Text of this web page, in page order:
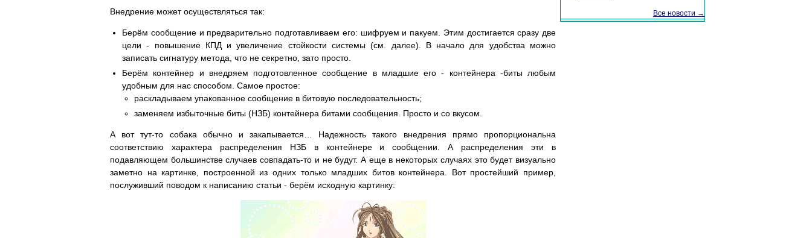
Внедрение может осуществляться так:
Берём сообщение и предварительно подготавливаем его: шифруем и пакуем. Этим достигается сразу две
цели - повышение КПД и увеличение стойкости системы (см. далее). В начало для удобства можно
записать сигнатуру метода, что не секретно, зато просто.
Берём контейнер и внедряем подготовленное сообщение в младшие его - контейнера -биты любым
удобным для нас способом. Самое простое:
раскладываем упакованное сообщение в битовую последовательность;
заменяем избыточные биты (НЗБ) контейнера битами сообщения. Просто и со вкусом.
А вот тут-то собака обычно и закапывается… Надежность такого внедрения прямо пропорциональна
соответствию характера распределения НЗБ в контейнере и сообщении. А распределения эти в
подавляющем большинстве случаев совпадать-то и не будут. А еще в некоторых случаях это будет визуально
заметно на картинке, построенной из одних только младших битов контейнера. Вот простейший пример,
послуживший поводом к написанию статьи - берём исходную картинку:
Все новости →